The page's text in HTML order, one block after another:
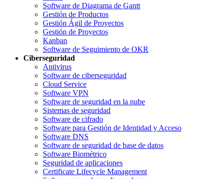
Software de Diagrama de Gantt
Gestión de Productos
Gestión Ágil de Proyectos
Gestión de Proyectos
Kanban
Software de Seguimiento de OKR
Ciberseguridad
Antivirus
Software de ciberseguridad
Cloud Service
Software VPN
Software de seguridad en la nube
Sistemas de seguridad
Software de cifrado
Software para Gestión de Identidad y Acceso
Software DNS
Software de seguridad de base de datos
Software Biométrico
Seguridad de aplicaciones
Certificate Lifecycle Management